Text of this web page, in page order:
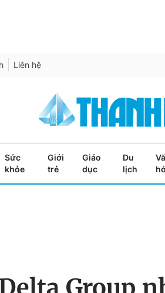
Liên hệ
Sức
khỏe
Giới
trẻ
Giáo
dục
Du
lịch